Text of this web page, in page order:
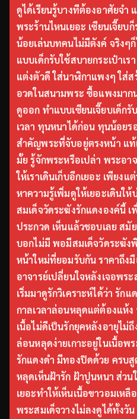
ดูได้เรียนรู้บางทีต้องอาศัยจ
พระร้านไหนเยอะ เซียนเจี๊ยบ
น้อยเล่นบทคนไม่มีตังค์ จริงๆ
แบบเด็กรับใช้สบายกระเป๋าเร
แต่งตัวดี ใส่นาฬิกาแพงๆ ใส่
อวดในสนามพระ ซื้อแพงมา
ดูออก ทำแบบเซียนเจี๊ยบเด็กรั
เวลา ทุนหนาได้ก่อน ทุนน้อยร
สำคัญพระที่จับอยู่ตรงหน้า แท้
มั้ย รู้จักพระหรือเปล่า พระอ
ให้เราเดินเก็บอีกเยอะ เพียงแ
หาความรู้เพิ่มดูให้เยอะเดินใ
สมเด็จวัดระฆังรักแดงองค์นี้ เ
ประกวด เห็นแล้วชอบเลย สมั
บอกไม่มี พอมีสมเด็จวัดระฆั
หน้าใหม่ที่ยอมรับกัน ราคาถึง
อาจารย์เปลี่ยนใจหลังเจอพร
เริ่มมาดูรักวิเคราะห์ได้ว่า รัก
กาลเวลาล่อนหลุดแต่ต้องแห้
เนื้อไม่ดีเป็นรักยุคหลังอายุไม่
ล่อนหลุดง่ายเกาะอยู่ในเนื้อพ
รักแดงดำ มีทองปิดด้วย ครบ
หลุดเห็นฝ้ารัก ฝ้าปูนหนา ส่ว
เยอะทำให้เห็นเนื้อขาวอมเหลื
พระสมเด็จวางไม่ลงดูได้ทั้งวั